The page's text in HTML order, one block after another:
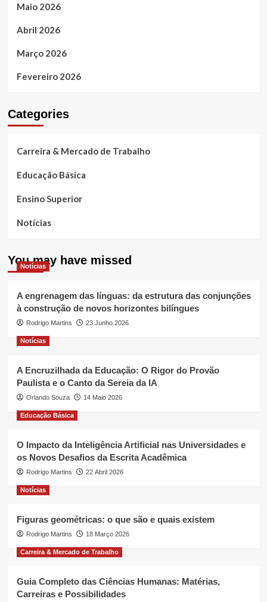
Maio 2026
Abril 2026
Março 2026
Fevereiro 2026
Categories
Carreira & Mercado de Trabalho
Educação Básica
Ensino Superior
Notícias
You may have missed
Notícias
A engrenagem das línguas: da estrutura das conjunções
à construção de novos horizontes bilíngues
Rodrigo Martins 23 Junho 2026
Notícias
A Encruzilhada da Educação: O Rigor do Provão
Paulista e o Canto da Sereia da IA
Orlando Souza 14 Maio 2026
Educação Básica
O Impacto da Inteligência Artificial nas Universidades e
os Novos Desafios da Escrita Acadêmica
Rodrigo Martins 22 Abril 2026
Notícias
Figuras geométricas: o que são e quais existem
Rodrigo Martins 18 Março 2026
Carreira & Mercado de Trabalho
Guia Completo das Ciências Humanas: Matérias,
Carreiras e Possibilidades